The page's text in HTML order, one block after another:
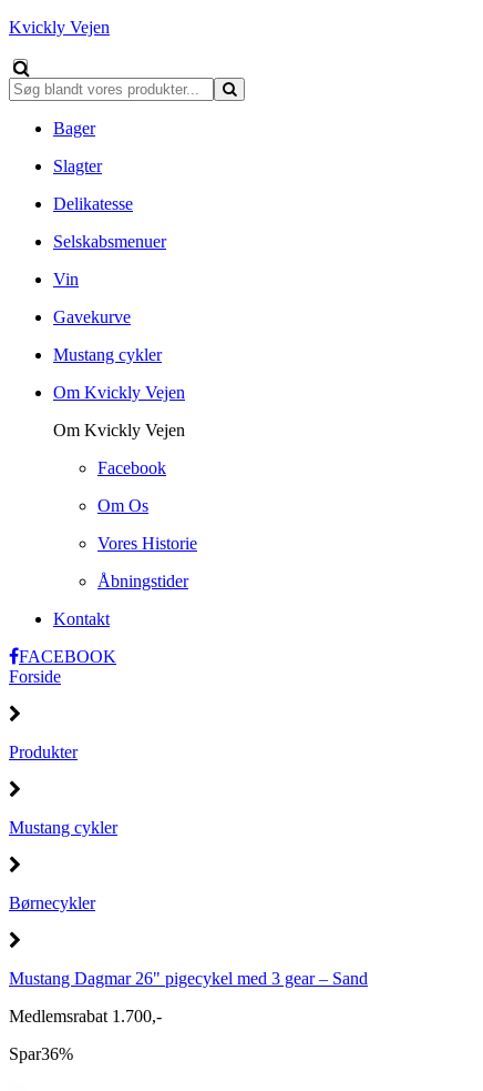
Kvickly Vejen
Bager
Slagter
Delikatesse
Selskabsmenuer
Vin
Gavekurve
Mustang cykler
Om Kvickly Vejen
Om Kvickly Vejen
Facebook
Om Os
Vores Historie
Åbningstider
Kontakt
FACEBOOK
Forside
Produkter
Mustang cykler
Børnecykler
Mustang Dagmar 26" pigecykel med 3 gear – Sand
Medlemsrabat 1.700,-
Spar36%